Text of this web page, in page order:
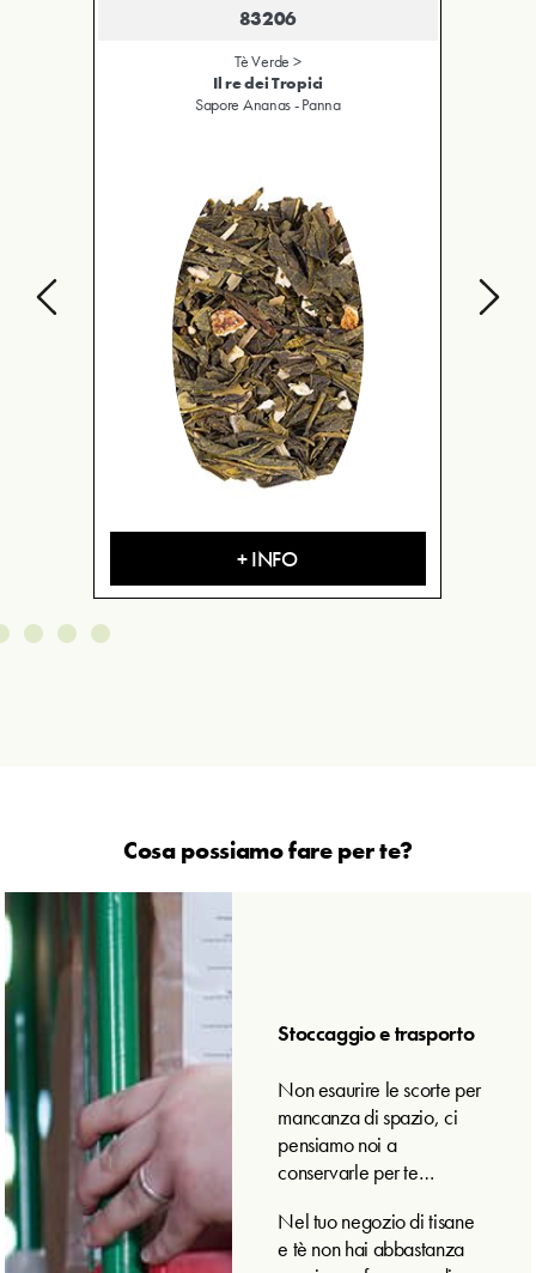
83206
Tè Verde >
Il re dei Tropici
Sapore Ananas - Panna
+ INFO
Cosa possiamofare per te?
Stoccaggio e trasporto
Non esaurire le scorte per
mancanza di spazio, ci
pensiamo noi a
conservarle per te…
Nel tuo negozio di tisane
e tè non hai abbastanza